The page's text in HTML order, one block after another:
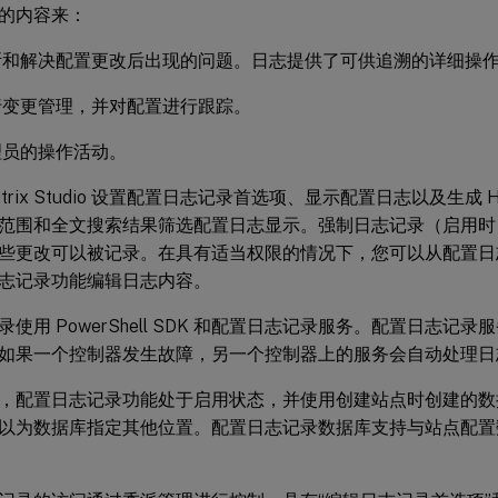
内容来：
解决配置更改后出现的问题。日志提供了可供追溯的详细操
更管理，并对配置进行跟踪。
的操作活动。
Studio 设置配置日志记录首选项、显示配置日志以及生成
围和全文搜索结果筛选配置日志显示。强制日志记录（启用
更改可以被记录。在具有适当权限的情况下，您可以从配置
记录功能编辑日志内容。
使用 PowerShell SDK 和配置日志记录服务。配置日志记录
果一个控制器发生故障，另一个控制器上的服务会自动处理
配置日志记录功能处于启用状态，并使用创建站点时创建的
为数据库指定其他位置。配置日志记录数据库支持与站点配